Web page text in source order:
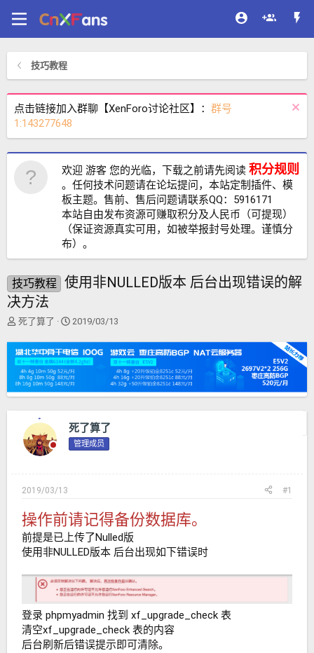
技巧教程
点击链接加入群聊【XenForo讨论社区】： 群号
1:143277648
欢迎 游客 您的光临，下载之前请先阅读 积分规则
。任何技术问题请在论坛提问，本站定制插件、模
板主题。售前、售后问题请联系QQ：5916171
本站自由发布资源可赚取积分及人民币（可提现）
（保证资源真实可用，如被举报封号处理。谨慎分
布）。
技巧教程
使用非NULLED版本 后台出现错误的解
决方法
主
发
起
人
死了算了
开
时
间
2019/03/13
死了算了
管理成员
2019/03/13 #1
操作前请记得备份数据库。
前提是已上传了Nulled版
使用非NULLED版本 后台出现如下错误时
登录 phpmyadmin 找到 xf_upgrade_check 表
清空xf_upgrade_check 表的内容
后台刷新后错误提示即可清除。